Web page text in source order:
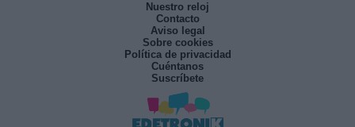
Nuestro reloj
Contacto
Aviso legal
Sobre cookies
Política de privacidad
Cuéntanos
Suscríbete